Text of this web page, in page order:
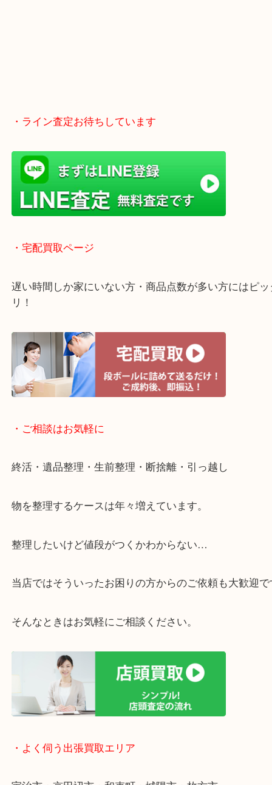
・ライン査定お待ちしています
・宅配買取ページ
遅い時間しか家にいない方・商品点数が多い方には
・ご相談はお気軽に
終活・遺品整理・生前整理・断捨離・引っ越し
物を整理するケースは年々増えています。
整理したいけど値段がつくかわからない…